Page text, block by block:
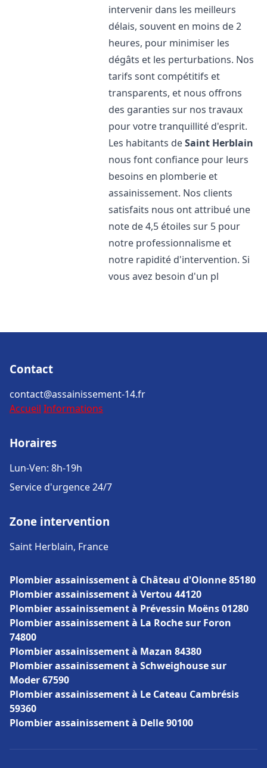
intervenir dans les meilleurs
délais, souvent en moins de 2
heures, pour minimiser les
dégâts et les perturbations. Nos
tarifs sont compétitifs et
transparents, et nous offrons
des garanties sur nos travaux
pour votre tranquillité d'esprit.
Les habitants deSaint Herblain
nous font confiance pour leurs
besoins en plomberie et
assainissement. Nos clients
satisfaits nous ont attribué une
note de 4,5 étoiles sur 5 pour
notre professionnalisme et
notre rapidité d'intervention. Si
vous avez besoin d'un pl
Contact
contact@assainissement-14.fr
Accueil Informations
Horaires
Lun-Ven: 8h-19h
Service d'urgence 24/7
Zone intervention
Saint Herblain, France
Plombier assainissement à Château d'Olonne 85180
Plombier assainissement à Vertou 44120
Plombier assainissement à Prévessin Moëns 01280
Plombier assainissement à La Roche sur Foron
74800
Plombier assainissement à Mazan 84380
Plombier assainissement à Schweighouse sur
Moder 67590
Plombier assainissement à Le Cateau Cambrésis
59360
Plombier assainissement à Delle 90100